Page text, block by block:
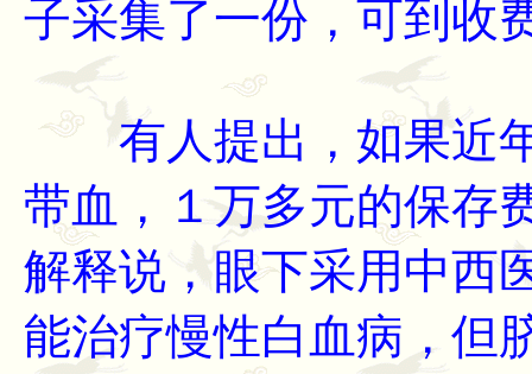
子采集了一份，可到收
有人提出，如果近年
带血，１万多元的保存
解释说，眼下采用中西
能治疗慢性白血病，但